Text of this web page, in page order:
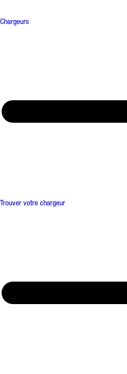
Chargeurs
Trouver votre chargeur